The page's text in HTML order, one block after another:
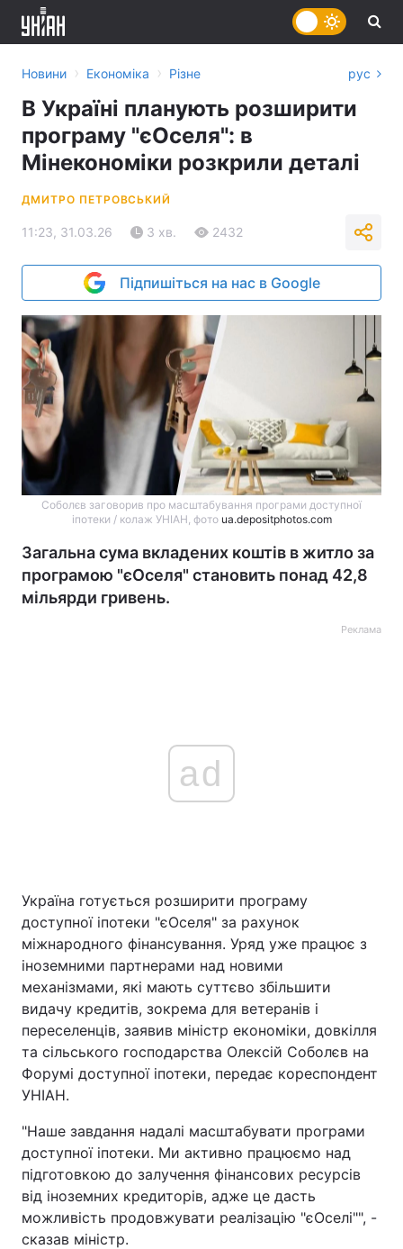
Україна Політика
Економіка Світ
Спорт Наука
Техно і зв'язок Лайт
Зброя Інциденти
Цікавинки Погода
Екологія Регіони
Лонгріди
Новини › Економіка › Різне рус
В Україні планують розширити
програму "єОселя": в
Мінекономіки розкрили деталі
ДМИТРО ПЕТРОВСЬКИЙ
11:23, 31.03.26 3 хв. 2432
Підпишіться на нас в Google
Соболєв заговорив про масштабування програми доступної
іпотеки / колаж УНІАН, фото ua.depositphotos.com
Загальна сума вкладених коштів в житло за
програмою "єОселя" становить понад 42,8
мільярди гривень.
Реклама
ad
Україна готується розширити програму
доступної іпотеки "єОселя" за рахунок
міжнародного фінансування. Уряд уже працює з
іноземними партнерами над новими
механізмами, які мають суттєво збільшити
видачу кредитів, зокрема для ветеранів і
переселенців, заявив міністр економіки, довкілля
та сільського господарства Олексій Соболєв на
Форумі доступної іпотеки, передає кореспондент
УНІАН.
"Наше завдання надалі масштабувати програми
доступної іпотеки. Ми активно працюємо над
підготовкою до залучення фінансових ресурсів
від іноземних кредиторів, адже це дасть
можливість продовжувати реалізацію "єОселі"", -
сказав міністр.